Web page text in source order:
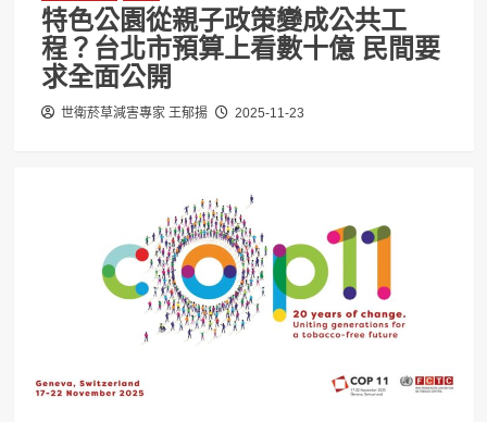
特色公園從親子政策變成公共工
程？台北市預算上看數十億 民間要
求全面公開
世衛菸草減害專家 王郁揚 2025-11-23